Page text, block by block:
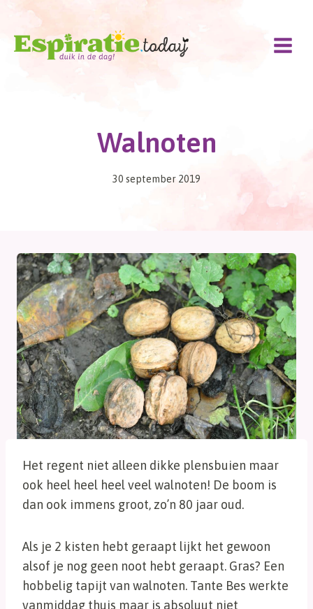
Doorgaan
inhoud
Walnoten
30 september 2019
Het regent niet alleen dikke plensbuien maar
ook heel heel heel veel walnoten! De boom is
dan ook immens groot, zo’n 80 jaar oud.
Als je 2 kisten hebt geraapt lijkt het gewoon
alsof je nog geen noot hebt geraapt. Gras? Een
hobbelig tapijt van walnoten. Tante Bes werkte
vanmiddag thuis maar is absoluut niet